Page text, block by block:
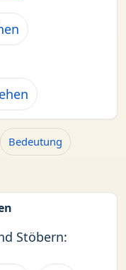
Bedeutung
Stöbern: